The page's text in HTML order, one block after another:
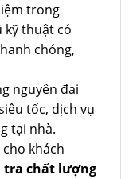
trong
kỹ thuật có
chóng,
nguyên đai
tốc, dịch vụ
tại nhà.
khách
tra chất lượng